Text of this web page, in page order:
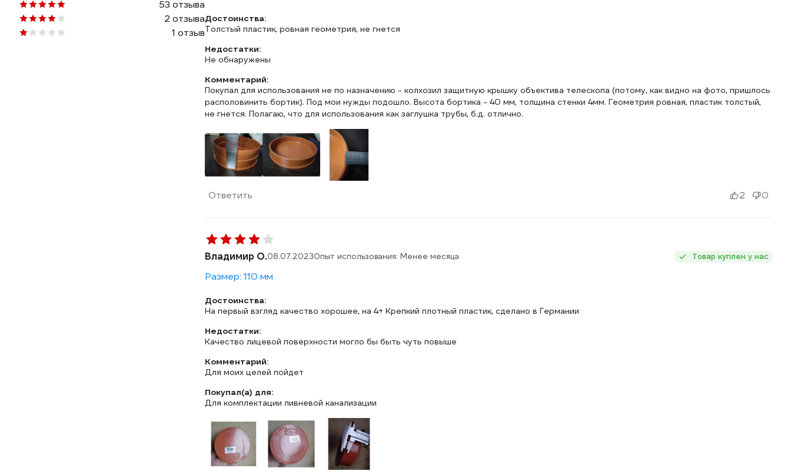
53 отзыва
2 отзыва
1 отзыв
Достоинства:
Толстый пластик, ровная геометрия, не гнется
Недостатки:
Не обнаружены
Комментарий:
Покупал для использования не по назначению - колхозил защитную крышку объектива телескопа (потому, как видно на фото, пришлось
располовинить бортик). Под мои нужды подошло. Высота бортика - 40 мм, толщина стенки 4мм. Геометрия ровная, пластик толстый,
не гнется. Полагаю, что для использования как заглушка трубы, б.д. отлично.
Ответить 2 0
Владимир О.08.07.2023Опыт использования: Менее месяца Товар куплен у нас
Размер: 110 мм
Достоинства:
На первый взгляд качество хорошее, на 4+ Крепкий плотный пластик, сделано в Германии
Недостатки:
Качество лицевой поверхности могло бы быть чуть повыше
Комментарий:
Для моих целей пойдет
Покупал(а) для:
Для комплектации ливневой канализации